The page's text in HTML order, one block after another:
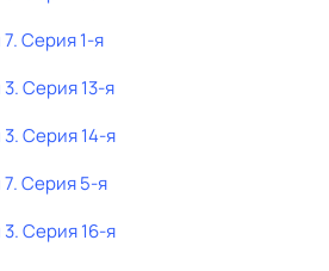
. Серия 1-я
3. Серия 13-я
3. Серия 14-я
. Серия 5-я
3. Серия 16-я